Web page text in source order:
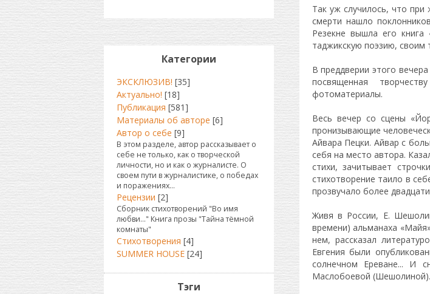
Так уж случилось, что
смерти нашло
Резекне вышла его книга
таджикскую поэзию, своим
В преддверии этого
посвященная
фотоматериалы.
Весь вечер со сцены
пронизывающие
Айвара Пецки. Айвар с
себя на место автора.
стихи, зачитывает
стихотворение таило в
прозвучало более
Живя в России, Е.
времени) альманаха
нем, рассказал
Евгения были
солнечном Ереване... И
Маслобоевой (Шешолиной).
Категории
ЭКСКЛЮЗИВ! [35]
Актуально! [18]
Публикация [581]
Материалы об авторе [6]
Автор о себе [9]
В этом разделе, автор рассказывает о
себе не только, как о творческой
личности, но и как о журналисте. О
своем пути в журналистике, о победах
и поражениях...
Рецензии [2]
Сборник стихотворений "Во имя
любви..." Книга прозы "Тайна тёмной
комнаты"
Стихотворения [4]
SUMMER HOUSE [24]
Тэги